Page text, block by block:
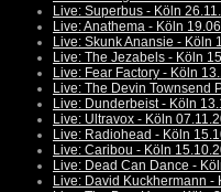
Live: Superbus - Köln
Live: Anathema - Köln
Live: Skunk Anansie - Köln
Live: The Jezabels - Köln
Live: Fear Factory - Köln
Live: The Devin Townsend
Live: Dunderbeist - Köln
Live: Ultravox - Köln
Live: Radiohead - Köln
Live: Caribou - Köln
Live: Dead Can Dance -
Live: David Kuckhermann -